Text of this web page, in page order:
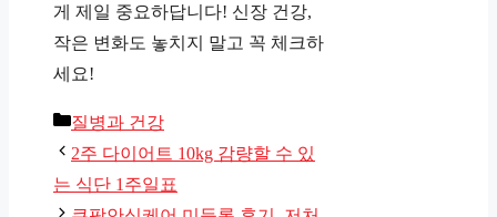
게 제일 중요하답니다! 신장 건강,
작은 변화도 놓치지 말고 꼭 체크하
세요!
카
테
고
질병과 건강
2주 다이어트 10kg 감량할 수 있
는 식단 1주일표